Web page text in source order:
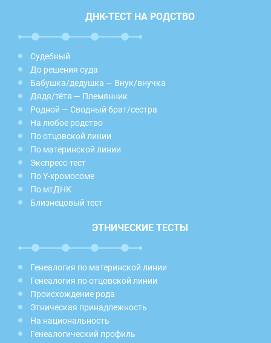
ДНК-ТЕСТ НА РОДСТВО
Судебный
До решения суда
Бабушка/дедушка — Внук/внучка
Дядя/тётя — Племянник
Родной — Сводный брат/сестра
На любое родство
По отцовской линии
По материнской линии
Экспресс-тест
По Y-хромосоме
По мтДНК
Близнецовый тест
ЭТНИЧЕСКИЕ ТЕСТЫ
Генеалогия по материнской линии
Генеалогия по отцовской линии
Происхождение рода
Этническая принадлежность
На национальность
Генеалогический профиль